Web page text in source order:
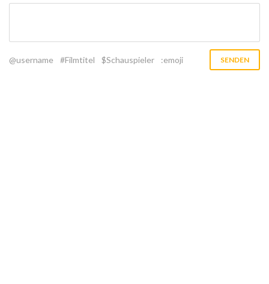
@username #Filmtitel $Schauspieler :emoji